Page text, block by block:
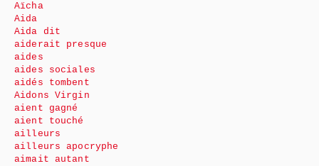
Aïcha
Aida
Aida dit
aiderait presque
aides
aides sociales
aidés tombent
Aidons Virgin
aient gagné
aient touché
ailleurs
ailleurs apocryphe
aimait autant